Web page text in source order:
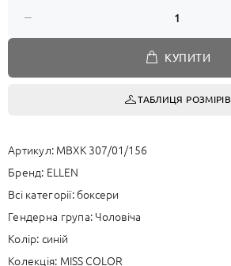
КУПИТИ
ТАБЛИЦЯ РОЗМІРІВ
Артикул: MBXK 307/01/156
Бренд: ELLEN
Всі категорії:боксери
Гендерна група: Чоловіча
Колір: синій
Колекція: MISS COLOR